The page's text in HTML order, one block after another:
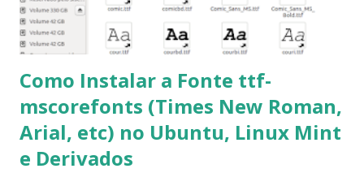
6- Se o comando sudo apt-get -f install nã...
Como Instalar a Fonte ttf-
mscorefonts (Times New Roman,
Arial, etc) no Ubuntu, Linux Mint
e Derivados